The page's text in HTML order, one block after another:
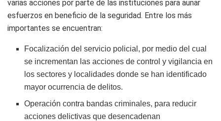
varias acciones por parte de las instituciones para aunar
esfuerzos en beneficio de la seguridad. Entre los más
importantes se encuentran:
Focalización del servicio policial, por medio del cual
se incrementan las acciones de control y vigilancia en
los sectores y localidades donde se han identificado
mayor ocurrencia de delitos.
Operación contra bandas criminales, para reducir
acciones delictivas que desencadenan